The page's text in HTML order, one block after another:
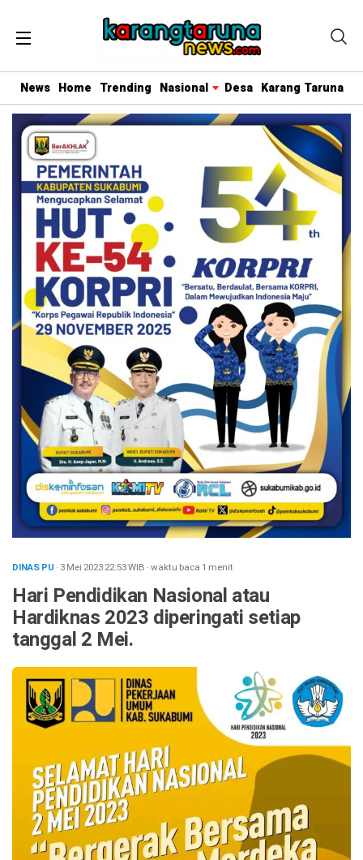
News Home Trending Nasional Desa Karang Taruna
DINAS PU · 3 Mei 202322:53WIB ·waktu baca 1 menit
Hari Pendidikan Nasional atau
Hardiknas 2023 diperingati setiap
tanggal 2 Mei.